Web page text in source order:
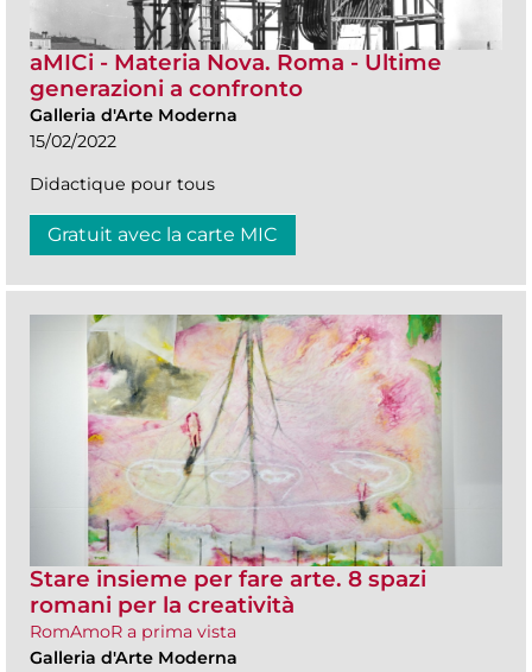
aMICi - Materia Nova. Roma - Ultime
generazioni a confronto
Galleria d'Arte Moderna
15/02/2022
Didactique pour tous
Gratuit avec la carte MIC
Stare insieme per fare arte. 8 spazi
romani per la creatività
RomAmoR a prima vista
Galleria d'Arte Moderna